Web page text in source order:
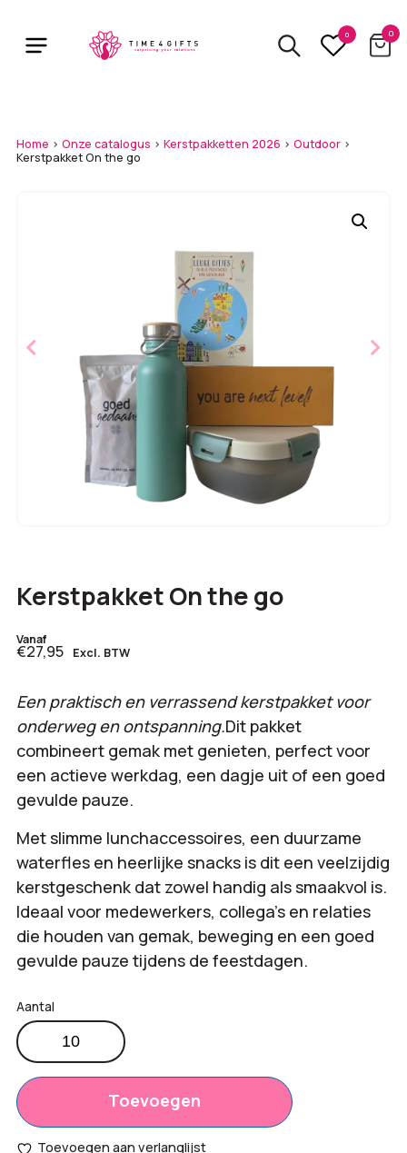
main
0 0
Home > Onze catalogus > Kerstpakketten 2026 > Outdoor >
Kerstpakket On the go
Kerstpakket On the go
Vanaf
€27,95 Excl. BTW
Een praktisch en verrassend kerstpakket voor
onderweg en ontspanning.Dit pakket
combineert gemak met genieten, perfect voor
een actieve werkdag, een dagje uit of een goed
gevulde pauze.
Met slimme lunchaccessoires, een duurzame
waterfles en heerlijke snacks is dit een veelzijdig
kerstgeschenk dat zowel handig als smaakvol is.
Ideaal voor medewerkers, collega’s en relaties
die houden van gemak, beweging en een goed
gevulde pauze tijdens de feestdagen.
Kerstpakket
On
the
go
aantal
Toevoegen
Toevoegen aan verlanglijst